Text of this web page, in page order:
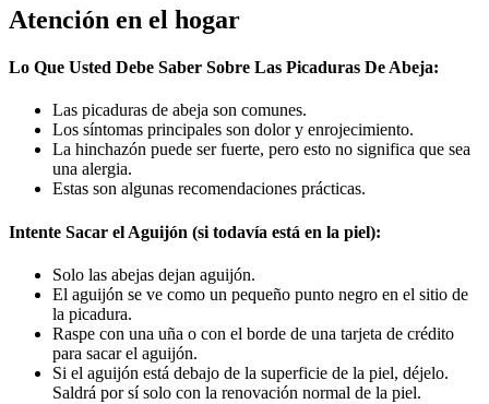
Atención en el hogar
Lo Que Usted Debe Saber Sobre Las Picaduras De Abeja:
Las picaduras de abeja son comunes.
Los síntomas principales son dolor y enrojecimiento.
La hinchazón puede ser fuerte, pero esto no significa que sea
una alergia.
Estas son algunas recomendaciones prácticas.
Intente Sacar el Aguijón (si todavía está en la piel):
Solo las abejas dejan aguijón.
El aguijón se ve como un pequeño punto negro en el sitio de
la picadura.
Raspe con una uña o con el borde de una tarjeta de crédito
para sacar el aguijón.
Si el aguijón está debajo de la superficie de la piel, déjelo.
Saldrá por sí solo con la renovación normal de la piel.